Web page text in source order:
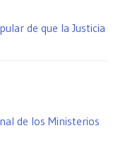
de que la Justicia
de los Ministerios